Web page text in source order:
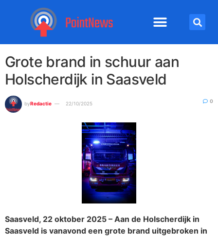
Grote brand in schuur aan
Holscherdijk in Saasveld
byRedactie 22/10/2025 0
Saasveld, 22 oktober 2025 – Aan de Holscherdijk in
Saasveld is vanavond een grote brand uitgebroken in